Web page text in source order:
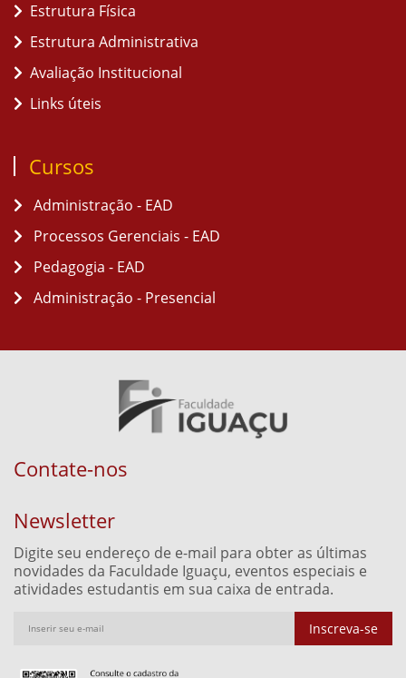
Estrutura Física
Estrutura Administrativa
Avaliação Institucional
Links úteis
Cursos
Administração - EAD
Processos Gerenciais - EAD
Pedagogia - EAD
Administração - Presencial
Contate-nos
Newsletter
Digite seu endereço de e-mail para obter as últimas
novidades da Faculdade Iguaçu, eventos especiais e
atividades estudantis em sua caixa de entrada.
Inscreva-se